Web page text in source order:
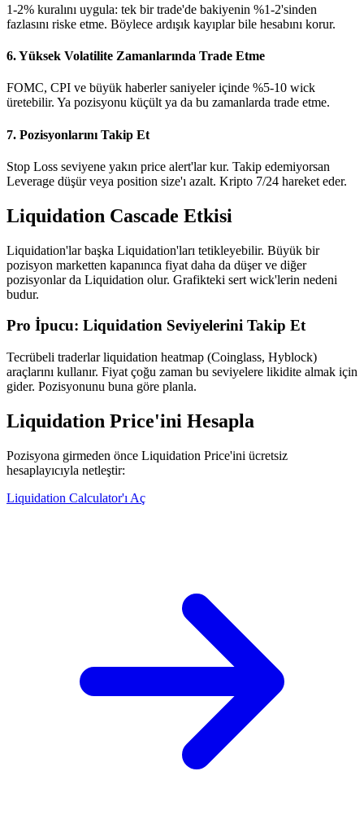
1-2% kuralını uygula: tek bir trade'de bakiyenin %1-2'sinden
fazlasını riske etme. Böylece ardışık kayıplar bile hesabını korur.
6. Yüksek Volatilite Zamanlarında Trade Etme
FOMC, CPI ve büyük haberler saniyeler içinde %5-10 wick
üretebilir. Ya pozisyonu küçült ya da bu zamanlarda trade etme.
7. Pozisyonlarını Takip Et
Stop Loss seviyene yakın price alert'lar kur. Takip edemiyorsan
Leverage düşür veya position size'ı azalt. Kripto 7/24 hareket eder.
Liquidation Cascade Etkisi
Liquidation'lar başka Liquidation'ları tetikleyebilir. Büyük bir
pozisyon marketten kapanınca fiyat daha da düşer ve diğer
pozisyonlar da Liquidation olur. Grafikteki sert wick'lerin nedeni
budur.
Pro İpucu: Liquidation Seviyelerini Takip Et
Tecrübeli traderlar liquidation heatmap (Coinglass, Hyblock)
araçlarını kullanır. Fiyat çoğu zaman bu seviyelere likidite almak için
gider. Pozisyonunu buna göre planla.
Liquidation Price'ini Hesapla
Pozisyona girmeden önce Liquidation Price'ini ücretsiz
hesaplayıcıyla netleştir:
Liquidation Calculator'ı Aç